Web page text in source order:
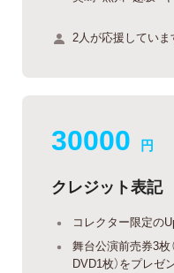
2人が応援していま
30000 円
クレジット表記
コレクター限定の
舞台公演前売券3枚
DVD1枚）をプレゼ